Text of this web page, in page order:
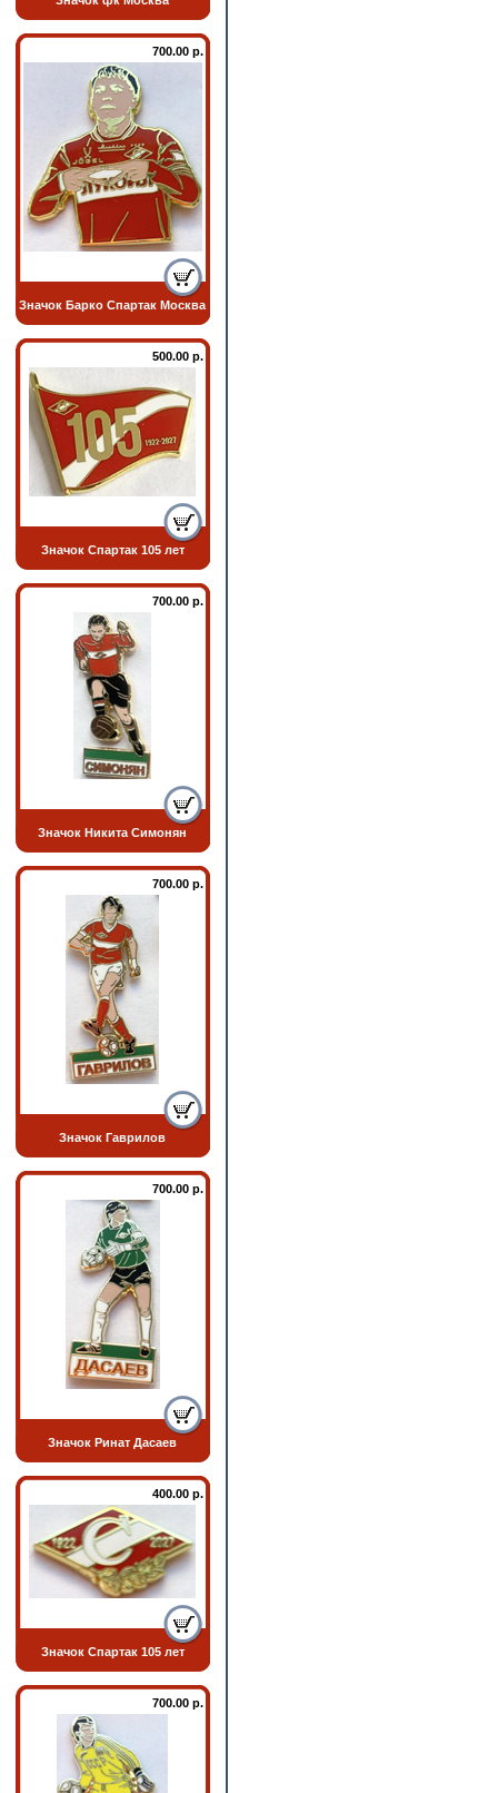
700.00 р.
Значок Барко Спартак Москва
500.00 р.
Значок Спартак 105 лет
700.00 р.
Значок Никита Симонян
700.00 р.
Значок Гаврилов
700.00 р.
Значок Ринат Дасаев
400.00 р.
Значок Спартак 105 лет
700.00 р.